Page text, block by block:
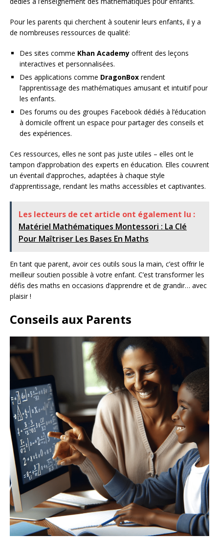
Pour les parents qui cherchent à soutenir leurs enfants, il y a
de nombreuses ressources de qualité:
Des sites comme Khan Academy offrent des leçons
interactives et personnalisées.
Des applications comme DragonBox rendent
l’apprentissage des mathématiques amusant et intuitif pour
les enfants.
Des forums ou des groupes Facebook dédiés à l’éducation
à domicile offrent un espace pour partager des conseils et
des expériences.
Ces ressources, elles ne sont pas juste utiles – elles ont le
tampon d’approbation des experts en éducation. Elles couvrent
un éventail d’approches, adaptées à chaque style
d’apprentissage, rendant les maths accessibles et captivantes.
Les lecteurs de cet article ont également lu :
Matériel Mathématiques Montessori : La Clé
Pour Maîtriser Les Bases En Maths
En tant que parent, avoir ces outils sous la main, c’est offrir le
meilleur soutien possible à votre enfant. C’est transformer les
défis des maths en occasions d’apprendre et de grandir… avec
plaisir !
Conseils aux Parents